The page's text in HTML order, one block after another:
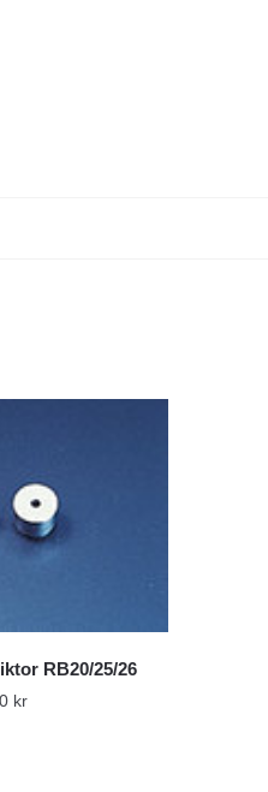
RB20/25/26
kr